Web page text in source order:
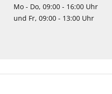
Mo - Do, 09:00 - 16:00 Uhr
und Fr, 09:00 - 13:00 Uhr